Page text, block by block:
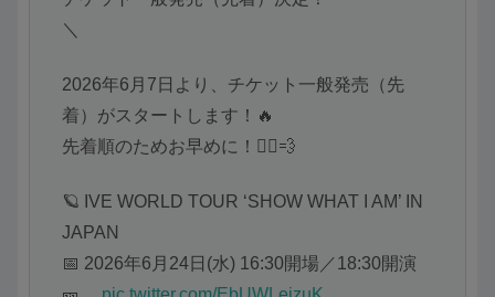
＼
2026年6月7日より、チケット一般発売（先
着）がスタートします！🔥
先着順のためお早めに！🏃‍♂️💨
🪐 IVE WORLD TOUR ‘SHOW WHAT I AM’ IN
JAPAN
📅 2026年6月24日(水) 16:30開場／18:30開演